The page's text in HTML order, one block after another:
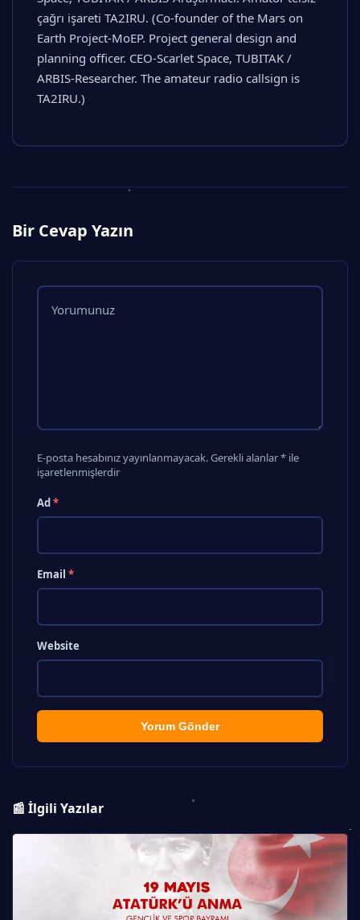
çağrı işareti TA2IRU. (Co-founder of the Mars on
Earth Project-MoEP. Project general design and
planning officer. CEO-Scarlet Space, TUBITAK /
ARBIS-Researcher. The amateur radio callsign is
TA2IRU.)
Bir Cevap Yazın
E-posta hesabınız yayınlanmayacak. Gerekli alanlar * ile
işaretlenmişlerdir
Ad*
Email *
Website
Yorum Gönder
📰 İlgili Yazılar